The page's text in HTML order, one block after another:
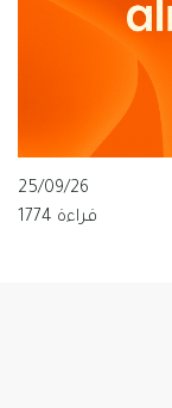
25/09/26
قراءة 1774